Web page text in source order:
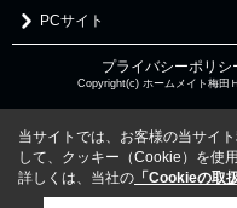
PCサイト
プライバシーポリシ
Copyright(c) ホームメイト梅田
当サイトでは、お客様の当サイ
して、クッキー（Cookie）を使
詳しくは、当社の 「Cookieの取